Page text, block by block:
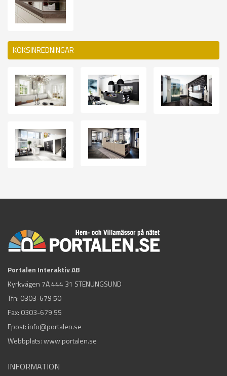
KÖKSINREDNINGAR
Portalen Interaktiv AB
Kyrkvägen 7A 444 31 STENUNGSUND
Tfn: 0303-679 50
Fax: 0303-679 55
Epost: info@portalen.se
Webbplats: www.portalen.se
INFORMATION